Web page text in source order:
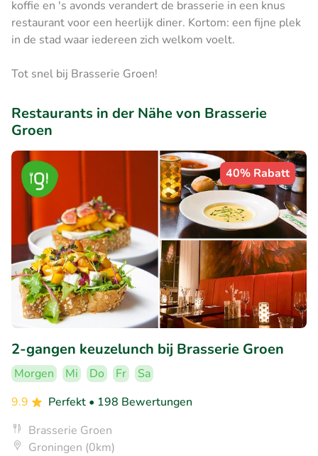
koffie en 's avonds verandert de brasserie in een knus
restaurant voor een heerlijk diner. Kortom: een fijne plek
in de stad waar iedereen zich welkom voelt.
Tot snel bij Brasserie Groen!
Restaurants in der Nähe von Brasserie
Groen
40% Rabatt
2-gangen keuzelunch bij Brasserie Groen
Morgen Mi Do Fr
Sa
9.9
Perfekt • 198 Bewertungen
Brasserie Groen
Groningen (0km)